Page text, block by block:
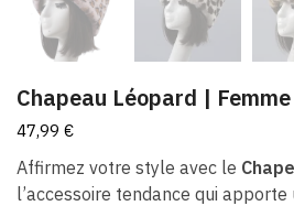
Chapeau Léopard | Femme
47,99 €
Affirmez votre style avec le
l’accessoire tendance qui